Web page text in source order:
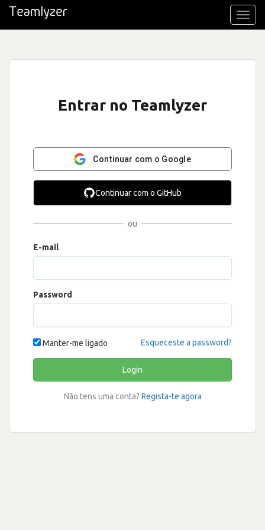
Entrar no Teamlyzer
Continuar com o Google
Continuar com o GitHub
ou
E-mail
Password
Manter-me ligado Esqueceste a password?
Login
Não tens uma conta? Regista-te agora